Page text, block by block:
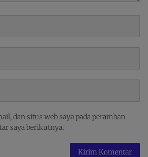
dan situs web saya pada peramban
saya berikutnya.